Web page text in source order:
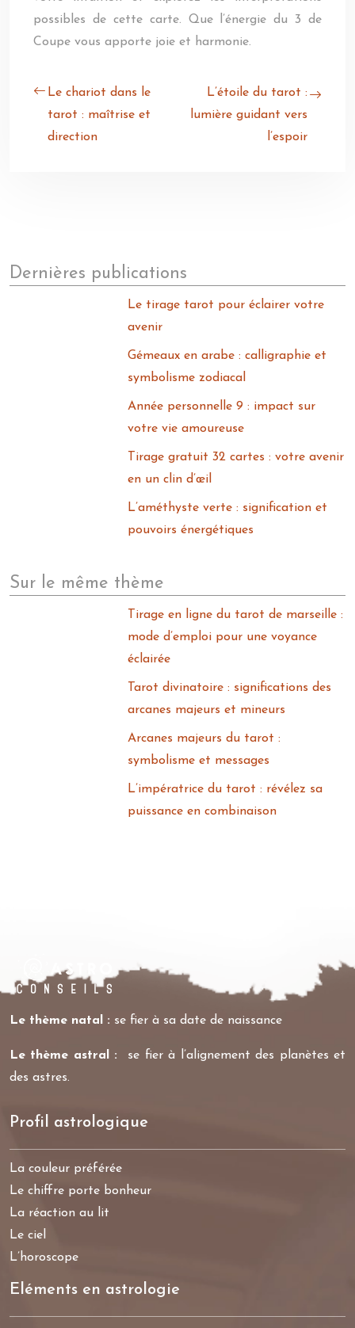
possibles de cette carte. Que l’énergie du 3 de
Coupe vous apporte joie et harmonie.
Le chariot dans le
tarot : maîtrise et
direction
L’étoile du tarot :
lumière guidant vers
l’espoir
Dernières publications
Le tirage tarot pour éclairer votre
avenir
Gémeaux en arabe : calligraphie et
symbolisme zodiacal
Année personnelle 9 : impact sur
votre vie amoureuse
Tirage gratuit 32 cartes : votre avenir
en un clin d’œil
L’améthyste verte : signification et
pouvoirs énergétiques
Sur le même thème
Tirage en ligne du tarot de marseille :
mode d’emploi pour une voyance
éclairée
Tarot divinatoire : significations des
arcanes majeurs et mineurs
Arcanes majeurs du tarot :
symbolisme et messages
L’impératrice du tarot : révélez sa
puissance en combinaison
Le thème natal : se fier à sa date de naissance
Le thème astral :
se fier à l’alignement des planètes et
des astres.
Profil astrologique
La couleur préférée
Le chiffre porte bonheur
La réaction au lit
Le ciel
L’horoscope
Eléments en astrologie